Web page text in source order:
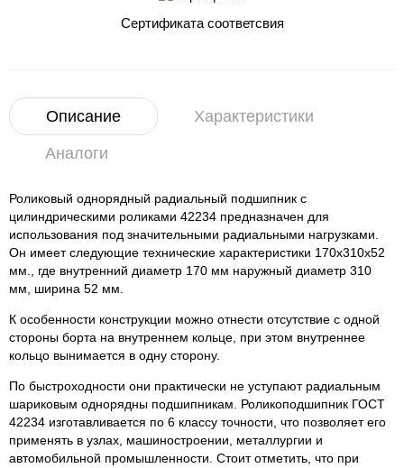
Сертификата соответсвия
Описание Характеристики
Аналоги
Роликовый однорядный радиальный подшипник с
цилиндрическими роликами 42234 предназначен для
использования под значительными радиальными нагрузками.
Он имеет следующие технические характеристики 170x310x52
мм., где внутренний диаметр 170 мм наружный диаметр 310
мм, ширина 52 мм.
К особенности конструкции можно отнести отсутствие с одной
стороны борта на внутреннем кольце, при этом внутреннее
кольцо вынимается в одну сторону.
По быстроходности они практически не уступают радиальным
шариковым однорядны подшипникам. Роликоподшипник ГОСТ
42234 изготавливается по 6 классу точности, что позволяет его
применять в узлах, машиностроении, металлургии и
автомобильной промышленности. Стоит отметить, что при